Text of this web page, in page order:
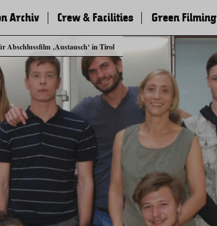
Abschlussfilm ‚Austausch‘ in Tirol
Archiv Crew & Facilities Green Filming